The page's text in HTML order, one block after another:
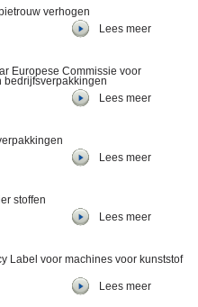
verhogen
Lees meer
Europese Commissie voor
Lees meer
Lees meer
stoffen
Lees meer
Label voor machines voor kunststof
Lees meer